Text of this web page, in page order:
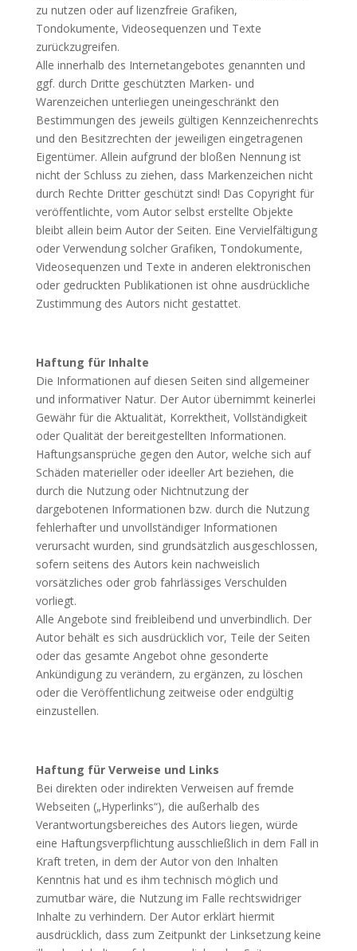
zu nutzen oder auf lizenzfreie Grafiken,
Tondokumente, Videosequenzen und Texte
zurückzugreifen.
Alle innerhalb des Internetangebotes genannten und
ggf. durch Dritte geschützten Marken- und
Warenzeichen unterliegen uneingeschränkt den
Bestimmungen des jeweils gültigen Kennzeichenrechts
und den Besitzrechten der jeweiligen eingetragenen
Eigentümer. Allein aufgrund der bloßen Nennung ist
nicht der Schluss zu ziehen, dass Markenzeichen nicht
durch Rechte Dritter geschützt sind! Das Copyright für
veröffentlichte, vom Autor selbst erstellte Objekte
bleibt allein beim Autor der Seiten. Eine Vervielfältigung
oder Verwendung solcher Grafiken, Tondokumente,
Videosequenzen und Texte in anderen elektronischen
oder gedruckten Publikationen ist ohne ausdrückliche
Zustimmung des Autors nicht gestattet.
Haftung für Inhalte
Die Informationen auf diesen Seiten sind allgemeiner
und informativer Natur. Der Autor übernimmt keinerlei
Gewähr für die Aktualität, Korrektheit, Vollständigkeit
oder Qualität der bereitgestellten Informationen.
Haftungsansprüche gegen den Autor, welche sich auf
Schäden materieller oder ideeller Art beziehen, die
durch die Nutzung oder Nichtnutzung der
dargebotenen Informationen bzw. durch die Nutzung
fehlerhafter und unvollständiger Informationen
verursacht wurden, sind grundsätzlich ausgeschlossen,
sofern seitens des Autors kein nachweislich
vorsätzliches oder grob fahrlässiges Verschulden
vorliegt.
Alle Angebote sind freibleibend und unverbindlich. Der
Autor behält es sich ausdrücklich vor, Teile der Seiten
oder das gesamte Angebot ohne gesonderte
Ankündigung zu verändern, zu ergänzen, zu löschen
oder die Veröffentlichung zeitweise oder endgültig
einzustellen.
Haftung für Verweise und Links
Bei direkten oder indirekten Verweisen auf fremde
Webseiten („Hyperlinks“), die außerhalb des
Verantwortungsbereiches des Autors liegen, würde
eine Haftungsverpflichtung ausschließlich in dem Fall in
Kraft treten, in dem der Autor von den Inhalten
Kenntnis hat und es ihm technisch möglich und
zumutbar wäre, die Nutzung im Falle rechtswidriger
Inhalte zu verhindern. Der Autor erklärt hiermit
ausdrücklich, dass zum Zeitpunkt der Linksetzung keine